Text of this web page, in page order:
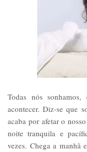
Todas nós
acontecer. Diz-se que
acaba por afetar o
noite tranquila e
vezes. Chega a manhã